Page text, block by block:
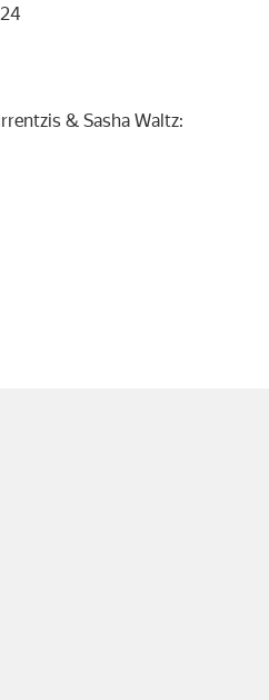
& Sasha Waltz: